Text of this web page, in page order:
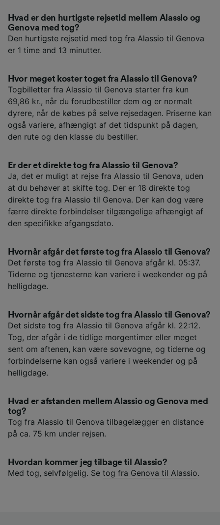
Hvad er den hurtigste rejsetid mellem Alassio og
Genova med tog?
Den hurtigste rejsetid med tog fra Alassio til Genova
er 1 time and 13 minutter.
Hvor meget koster toget fra Alassio til Genova?
Togbilletter fra Alassio til Genova starter fra kun
69,86 kr., når du forudbestiller dem og er normalt
dyrere, når de købes på selve rejsedagen. Priserne kan
også variere, afhængigt af det tidspunkt på dagen,
den rute og den klasse du bestiller.
Er der et direkte tog fra Alassio til Genova?
Ja, det er muligt at rejse fra Alassio til Genova, uden
at du behøver at skifte tog. Der er 18 direkte tog
direkte tog fra Alassio til Genova. Der kan dog være
færre direkte forbindelser tilgængelige afhængigt af
den specifikke afgangsdato.
Hvornår afgår det første tog fra Alassio til Genova?
Det første tog fra Alassio til Genova afgår kl. 05:37.
Tiderne og tjenesterne kan variere i weekender og på
helligdage.
Hvornår afgår det sidste tog fra Alassio til Genova?
Det sidste tog fra Alassio til Genova afgår kl. 22:12.
Tog, der afgår i de tidlige morgentimer eller meget
sent om aftenen, kan være sovevogne, og tiderne og
forbindelserne kan også variere i weekender og på
helligdage.
Hvad er afstanden mellem Alassio og Genova med
tog?
Tog fra Alassio til Genova tilbagelægger en distance
på ca. 75 km under rejsen.
Hvordan kommer jeg tilbage til Alassio?
Med tog, selvfølgelig. Se tog fra Genova til Alassio.